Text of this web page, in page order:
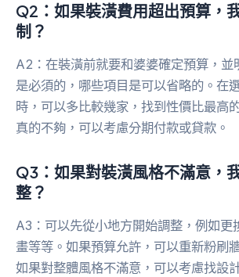
Q2：如果裝潢費用超出預算，
制？
A2：在裝潢前就要和婆婆確定預算，並
是必須的，哪些項目是可以省略的。在
時，可以多比較幾家，找到性價比最高
真的不夠，可以考慮分期付款或貸款。
Q3：如果對裝潢風格不滿意，
整？
A3：可以先從小地方開始調整，例如更
畫等等。如果預算允許，可以重新粉刷
如果對整體風格不滿意，可以考慮找設